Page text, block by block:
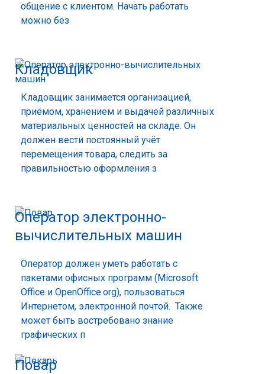
общение с клиентом. Начать работать
можно без
Кладовщик
Кладовщик занимается организацией,
приёмом, хранением и выдачей различных
материальных ценностей на складе. Он
должен вести постоянный учёт
перемещения товара, следить за
правильностью оформления з
Оператор электронно-
вычислительных машин
Оператор должен уметь работать с
пакетами офисных программ (Microsoft
Office и OpenOffice.org), пользоваться
Интернетом, электронной почтой. Также
может быть востребовано знание
графических п
Повар